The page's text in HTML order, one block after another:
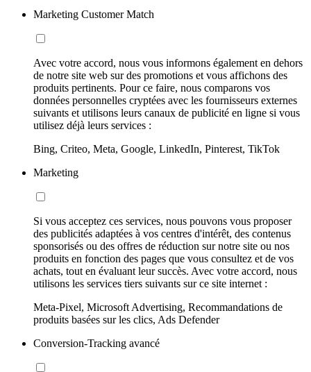
Marketing Customer Match
Avec votre accord, nous vous informons également en dehors
de notre site web sur des promotions et vous affichons des
produits pertinents. Pour ce faire, nous comparons vos
données personnelles cryptées avec les fournisseurs externes
suivants et utilisons leurs canaux de publicité en ligne si vous
utilisez déjà leurs services :
Bing, Criteo, Meta, Google, LinkedIn, Pinterest, TikTok
Marketing
Si vous acceptez ces services, nous pouvons vous proposer
des publicités adaptées à vos centres d'intérêt, des contenus
sponsorisés ou des offres de réduction sur notre site ou nos
produits en fonction des pages que vous consultez et de vos
achats, tout en évaluant leur succès. Avec votre accord, nous
utilisons les services tiers suivants sur ce site internet :
Meta-Pixel, Microsoft Advertising, Recommandations de
produits basées sur les clics, Ads Defender
Conversion-Tracking avancé